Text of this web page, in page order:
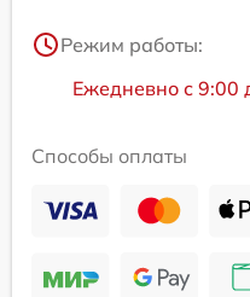
Режим работы:
Ежедневно с 9:00
Способы оплаты